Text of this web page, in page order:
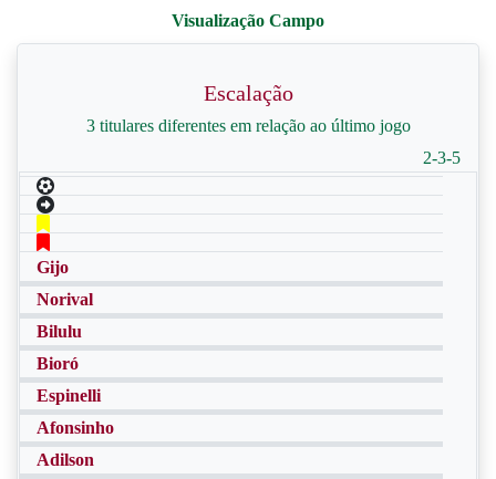
Escalação
3 titulares diferentes em relação ao último jogo
2-3-5
Gijo
Norival
Bilulu
Bioró
Espinelli
Afonsinho
Adilson